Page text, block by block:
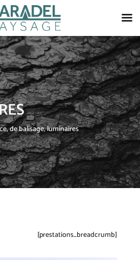
de balisage, luminaires
[prestations_breadcrumb]